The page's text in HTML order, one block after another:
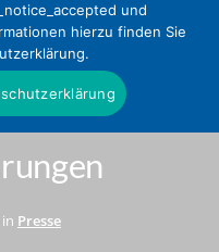
des
fordert
Presse
und
hierzu finden Sie